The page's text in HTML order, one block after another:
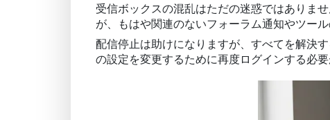
受信ボックスの混乱はただの迷惑ではありま
が、もはや関連のないフォーラム通知やツー
配信停止は助けになりますが、すべてを解決
の設定を変更するために再度ログインする必要